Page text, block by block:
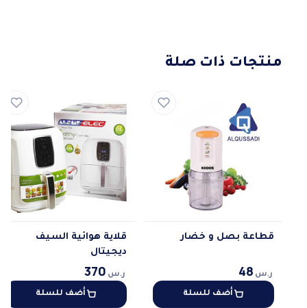
منتجات ذات صلة
قطاعة بصل و خضار
ر.س 48
أضف للسلة
قلاية هوائية السيف
ديجيتال
ر.س 370
أضف للسلة